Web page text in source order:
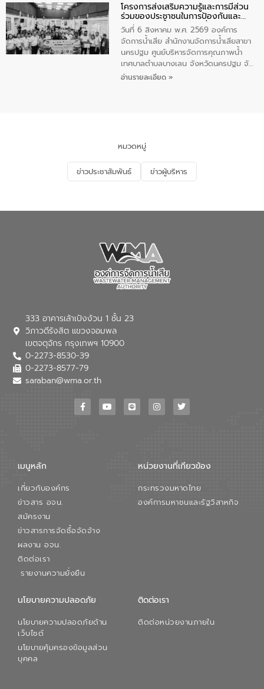
ประชาชน ตัวแทนจากโรงแรมต่างๆ ในเขต
เทศบาลตำบลราไวย์ ศูนย์บริหารจัดการ
คุณภาพน้ำเทศบาลตำบลราไวย์ นำโดยนาย
น้อย แก้วเศษ ผู้จัดการสำนักงานจัดการน้ำ
เสียสาขาภูเก็ต พร้อมด้วยเจ้าหน้าที่ จำนวน
5 คน ร่วมทำกิจกรรม ทำความสะอาด
ชายหาดและแหล่งท่องเที่ยว ณ บริเวณ
โครงการส่งเสริมความรู้และการมีส่วน
ร่วมของประชาชนในการป้องกันและ
แก้ไขปัญหาน้ำเสียอย่างยั่งยืน
วันที่ 6 สิงหาคม พ.ศ. 2569 องค์การ
จัดการน้ำเสีย สำนักงานจัดการน้ำเสียสาขา
นครปฐม ศูนย์บริหารจัดการคุณภาพน้ำ
เทศบาลตำบลบางเลน จังหวัดนครปฐม จัด
กิจกรรมภายใต้โครงการส่งเสริมความรู้และ
จัดการน้ำเสียและสร้างจิตสำนึกในการ
อนุรักษ์สิ่งแวดล้อม ในหัวข้อ “น้ำเสียชุมชน
และการบำบัดน้ำเสียเบื้องต้น” โดยให้ความรู้
เกี่ยวกับสาเหตุและผลกระทบของน้ำเสีย
ณ เทศบาลตำบลบางเลน จังหวัดนครปฐม
อ่านรายละเอียด »
หมวดหมู่
ข่าวประชาสัมพันธ์ ข่าวผู้บริหาร
333 อาคารเล้าเป้งง้วน 1 ชั้น 23
วิภาวดีรังสิต แขวงจอมพล
เขตจตุจักร กรุงเทพฯ 10900
0-2273-8530-39
0-2273-8577-79
saraban@wma.or.th
เมนูหลัก
เกี่ยวกับองค์กร
ข่าวสาร อจน.
สมัครงาน
ข่าวสารการจัดซื้อจัดจ้าง
ผลงาน อจน.
ติดต่อเรา
รายงานความยั่งยืน
หน่วยงานที่เกียวข้อง
กระทรวงมหาดไทย
องค์การมหาชนและรัฐวิสาหกิจ
นโยบายความปลอดภัย
นโยบายความปลอดภัยด้าน
เว็บไซต์
นโยบายคุ้มครองข้อมูลส่วน
บุคคล
ติดต่อเรา
ติดต่อหน่วยงานภายใน